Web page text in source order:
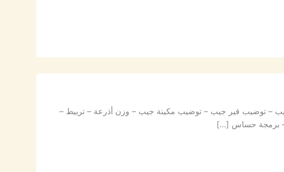
– توضيب قير جيب – توضيب مكينة جيب – وزن أذرعة – تربيط –
– برمجة حساس […]